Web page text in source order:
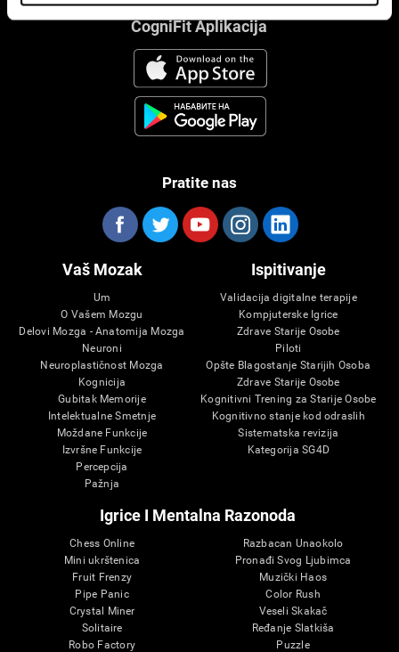
CogniFit Aplikacija
Pratite nas
Vaš Mozak
Um
O Vašem Mozgu
Delovi Mozga - Anatomija Mozga
Neuroni
Neuroplastičnost Mozga
Kognicija
Gubitak Memorije
Intelektualne Smetnje
Moždane Funkcije
Izvršne Funkcije
Percepcija
Pažnja
Ispitivanje
Validacija digitalne terapije
Kompjuterske Igrice
Zdrave Starije Osobe
Piloti
Opšte Blagostanje Starijih Osoba
Zdrave Starije Osobe
Kognitivni Trening za Starije Osobe
Kognitivno stanje kod odraslih
Sistematska revizija
Kategorija SG4D
Igrice I Mentalna Razonoda
Chess Online
Mini ukrštenica
Fruit Frenzy
Pipe Panic
Crystal Miner
Solitaire
Robo Factory
Razbacan Unaokolo
Pronađi Svog Ljubimca
Muzički Haos
Color Rush
Veseli Skakač
Ređanje Slatkiša
Puzzle